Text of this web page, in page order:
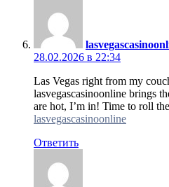
28.02.2026 в 22:34
Las Vegas right from my
lasvegascasinoonline brings
are hot, I’m in! Time to roll
lasvegascasinoonline
Ответить